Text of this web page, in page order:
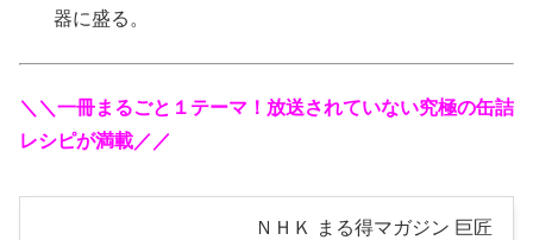
器に盛る。
＼＼一冊まるごと１テーマ！放送されていない究極の缶詰
レシピが満載／／
ＮＨＫ まる得マガジン 巨匠